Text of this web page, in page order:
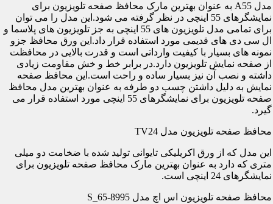
مدل A55 به عنوان بهترین مارک محافظ صفحه تلویزیون برای
نمایشگرهای 55 اینچی در نظر گرفته می شود.این مدل را می توان
برای تمامی مدل تلویزیون های 55 اینچی به جز تلویزیون های پلاسما و
ال سی دی های قدیمی مورد استفاده قرار داد.این ورق محافظ جزو
نمونه های بسیار با کیفیت وارداتی است و قدرت بالایی در محافظت
از صفحه نمایش تلویزیون دارد.در برابر خط و خش مقاومت زیادی
داشته و نصب آن نیز بسیار ساده و راحت است.این محافظ صفحه
نمایش به دلیل داشتن چسب دو طرفه به عنوان بهترین مدل محافظ
صفحه تلویزیون برای نمایشگرهای 55 اینچی مورد استفاده قرار می
گیرد.
محافظ صفحه تلویزیون مدل TV24
این مدل که از ورق اکریلیکی تایوانی تولید شده با ضخامت دو میلی
متری که دارد به عنوان بهترین مارک محافظ صفحه تلویزیون برای
نمایشگرهای 24 اینچی است.
محافظ صفحه تلویزیون اس اچ مدل S_65-8995